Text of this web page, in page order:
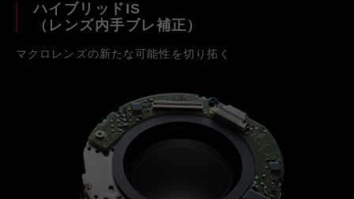
ハイブリッドIS
（レンズ内手ブレ補正）
マクロレンズの新たな可能性を切り拓く